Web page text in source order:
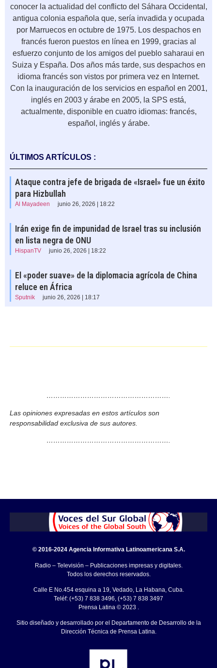
conocer la actualidad del conflicto del Sáhara Occidental,
antigua colonia española que, sería invadida y ocupada
por Marruecos en octubre de 1975. Los despachos en
francés fueron puestos en línea en 1999, gracias al
esfuerzo conjunto de los amigos del pueblo saharaui en
Suiza y España. Dos años más tarde, sus despachos en
idioma francés son vistos por primera vez en Internet.
Con la inauguración de los servicios en español en 2001,
inglés en 2003 y árabe en 2005, la SPS está,
actualmente, disponible en cuatro idiomas: francés,
español, inglés y árabe.
ÚLTIMOS ARTÍCULOS :
Ataque contra jefe de brigada de «Israel» fue un éxito
para Hizbullah
Al Mayadeen junio 26, 2026 | 18:22
Irán exige fin de impunidad de Israel tras su inclusión
en lista negra de ONU
HispanTV junio 26, 2026 | 18:22
El «poder suave» de la diplomacia agrícola de China
reluce en África
Sputnik junio 26, 2026 | 18:17
……………………………………………….
Las opiniones expresadas en estos artículos son
responsabilidad exclusiva de sus autores.
……………………………………………….
© 2016-2024 Agencia Informativa Latinoamericana S.A.
Radio – Televisión – Publicaciones impresas y digitales.
Todos los derechos reservados.
Calle E No.454 esquina a 19, Vedado, La Habana, Cuba.
Teléf: (+53) 7 838 3496, (+53) 7 838 3497
Prensa Latina © 2023 .
Sitio diseñado y desarrollado por el Departamento de Desarrollo de la
Dirección Técnica de Prensa Latina.